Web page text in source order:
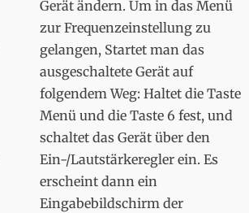
Gerät ändern. Um in das Menü
zur Frequenzeinstellung zu
gelangen, Startet man das
ausgeschaltete Gerät auf
folgendem Weg: Haltet die Taste
Menü und die Taste 6 fest, und
schaltet das Gerät über den
Ein-/Lautstärkeregler ein. Es
erscheint dann ein
Eingabebildschirm der